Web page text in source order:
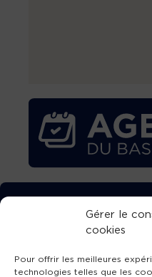
Gérer le
cookies
Pour offrir les meilleures
technologies telles que les